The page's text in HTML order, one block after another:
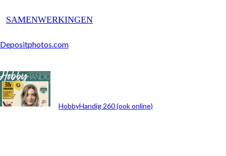
SAMENWERKINGEN
Depositphotos.com
ARCHIEF
HobbyHandig 260 (ook online)